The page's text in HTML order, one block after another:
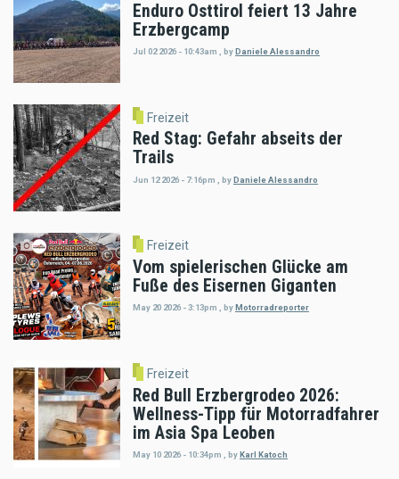
Enduro Osttirol feiert 13 Jahre
Erzbergcamp
Jul 02 2026 - 10:43am byDaniele Alessandro
Freizeit
Red Stag: Gefahr abseits der
Trails
Jun 12 2026 - 7:16pm byDaniele Alessandro
Freizeit
Vom spielerischen Glücke am
Fuße des Eisernen Giganten
May 20 2026 - 3:13pm , by Motorradreporter
Freizeit
Red Bull Erzbergrodeo 2026:
Wellness-Tipp für Motorradfahrer
im Asia Spa Leoben
May 10 2026 - 10:34pm byKarl Katoch